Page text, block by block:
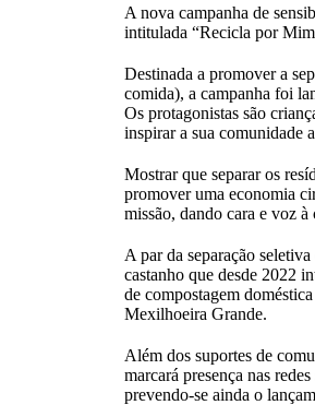
A nova campanha de
intitulada “Recicla por
Destinada a promover a
comida), a campanha foi
Os protagonistas são
inspirar a sua comunidade
Mostrar que separar os
promover uma economia
missão, dando cara e voz à
A par da separação
castanho que desde 2022
de compostagem
Mexilhoeira Grande.
Além dos suportes de
marcará presença nas
prevendo-se ainda o